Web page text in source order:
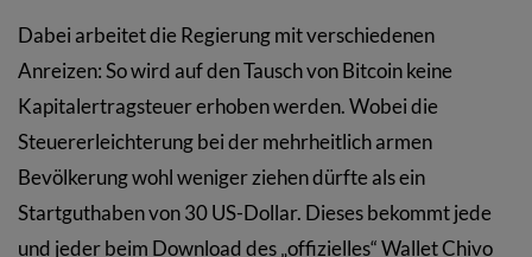
Dabei arbeitet die Regierung mit verschiedenen
Anreizen: So wird auf den Tausch von Bitcoin keine
Kapitalertragsteuer erhoben werden. Wobei die
Steuererleichterung bei der mehrheitlich armen
Bevölkerung wohl weniger ziehen dürfte als ein
Startguthaben von 30 US-Dollar. Dieses bekommt jede
und jeder beim Download des „offizielles“ Wallet Chivo